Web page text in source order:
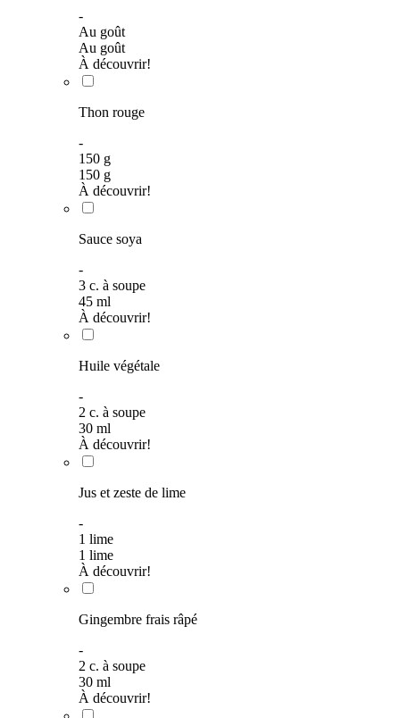
-
Au goût
Au goût
À découvrir!
Thon rouge
-
150 g
150 g
À découvrir!
Sauce soya
-
3 c. à soupe
45 ml
À découvrir!
Huile végétale
-
2 c. à soupe
30 ml
À découvrir!
Jus et zeste de lime
-
1 lime
1 lime
À découvrir!
Gingembre frais râpé
-
2 c. à soupe
30 ml
À découvrir!